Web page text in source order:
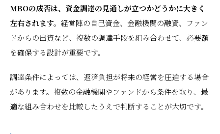
MBOの成否は、資金調達の見通しが立つかどうかに大きく
左右されます。 経営陣の自己資金、金融機関の融資、ファン
ドからの出資など、複数の調達手段を組み合わせて、必要額
を確保する設計が重要です。
調達条件によっては、返済負担が将来の経営を圧迫する場合
があります。複数の金融機関やファンドから条件を取り、最
適な組み合わせを比較したうえで判断することが大切です。